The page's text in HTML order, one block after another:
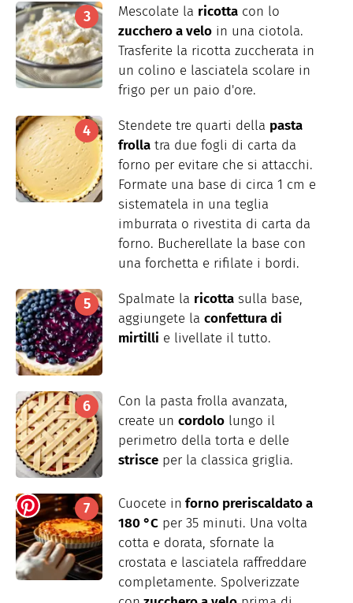
Mescolate la ricotta con lo
zucchero a velo in una ciotola.
Trasferite la ricotta zuccherata in
un colino e lasciatela scolare in
frigo per un paio d'ore.
Stendete tre quarti della pasta
frolla tra due fogli di carta da
forno per evitare che si attacchi.
Formate una base di circa 1 cm e
sistematela in una teglia
imburrata o rivestita di carta da
forno. Bucherellate la base con
una forchetta e rifilate i bordi.
Spalmate la ricotta sulla base,
aggiungete la confettura di
mirtilli e livellate il tutto.
Con la pasta frolla avanzata,
create un cordolo lungo il
perimetro della torta e delle
strisce per la classica griglia.
Cuocete in forno preriscaldato a
180 °C per 35 minuti. Una volta
cotta e dorata, sfornate la
crostata e lasciatela raffreddare
completamente. Spolverizzate